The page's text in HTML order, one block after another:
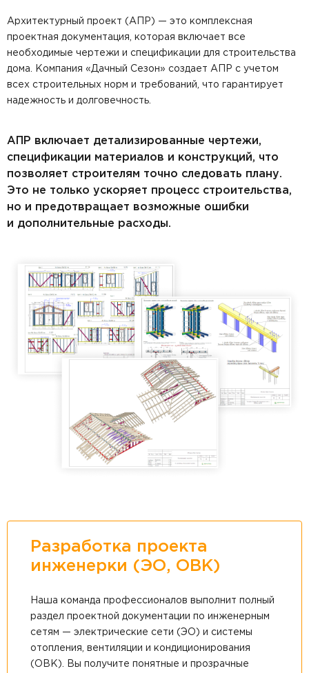
Архитектурный проект (АПР) — это комплексная
проектная документация, которая включает все
необходимые чертежи и спецификации для строительства
дома. Компания «Дачный Сезон» создает АПР с учетом
всех строительных норм и требований, что гарантирует
надежность и долговечность.
АПР включает детализированные чертежи,
спецификации материалов и конструкций, что
позволяет строителям точно следовать плану.
Это не только ускоряет процесс строительства,
но и предотвращает возможные ошибки
и дополнительные расходы.
Разработка проекта
инженерки (ЭО, ОВК)
Наша команда профессионалов выполнит полный
раздел проектной документации по инженерным
сетям — электрические сети (ЭО) и системы
отопления, вентиляции и кондиционирования
(ОВК). Вы получите понятные и прозрачные